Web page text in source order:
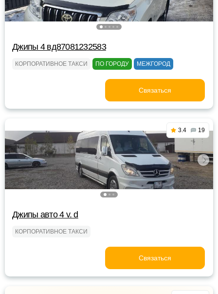
Джипы 4 вд87081232583
КОРПОРАТИВНОЕ ТАКСИ ПО ГОРОДУ МЕЖГОРОД
Связаться
3.4 19
Джипы авто 4 v. d
КОРПОРАТИВНОЕ ТАКСИ
Связаться